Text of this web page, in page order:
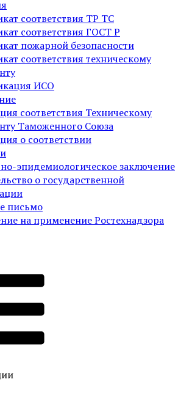
соответствия ТР ТС
соответствия ГОСТ Р
пожарной безопасности
соответствия техническому
ИСО
соответствия Техническому
Таможенного Союза
о соответствии
эпидемиологическое заключение
о государственной
письмо
на применение Ростехнадзора